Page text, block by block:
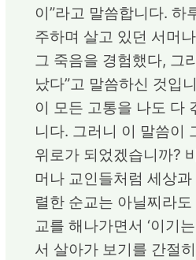
이”라고 말씀합니다. 하
주하며 살고 있던 서머
그 죽음을 경험했다, 그
났다”고 말씀하신 것입
이 모든 고통을 나도 다
니다. 그러니 이 말씀이
위로가 되었겠습니까?
머나 교인들처럼 세상
렬한 순교는 아닐찌라
교를 해나가면서 ‘이기
서 살아가 보기를 간절